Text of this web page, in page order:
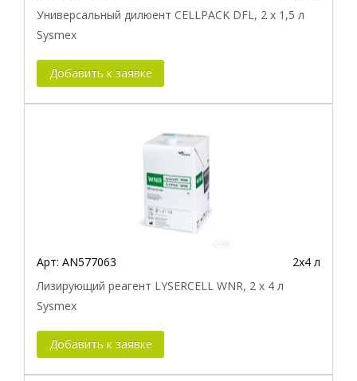
Универсальный дилюент CELLPACK DFL, 2 x 1,5 л
Sysmex
Добавить к заявке
Арт: AN577063
2x4 л
Лизирующий реагент LYSERCELL WNR, 2 x 4 л
Sysmex
Добавить к заявке